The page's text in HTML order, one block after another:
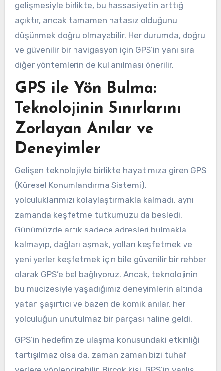
gelişmesiyle birlikte, bu hassasiyetin arttığı
açıktır, ancak tamamen hatasız olduğunu
düşünmek doğru olmayabilir. Her durumda, doğru
ve güvenilir bir navigasyon için GPS’in yanı sıra
diğer yöntemlerin de kullanılması önerilir.
GPS ile Yön Bulma:
Teknolojinin Sınırlarını
Zorlayan Anılar ve
Deneyimler
Gelişen teknolojiyle birlikte hayatımıza giren GPS
(Küresel Konumlandırma Sistemi),
yolculuklarımızı kolaylaştırmakla kalmadı, aynı
zamanda keşfetme tutkumuzu da besledi.
Günümüzde artık sadece adresleri bulmakla
kalmayıp, dağları aşmak, yolları keşfetmek ve
yeni yerler keşfetmek için bile güvenilir bir rehber
olarak GPS’e bel bağlıyoruz. Ancak, teknolojinin
bu mucizesiyle yaşadığımız deneyimlerin altında
yatan şaşırtıcı ve bazen de komik anılar, her
yolculuğun unutulmaz bir parçası haline geldi.
GPS’in hedefimize ulaşma konusundaki etkinliği
tartışılmaz olsa da, zaman zaman bizi tuhaf